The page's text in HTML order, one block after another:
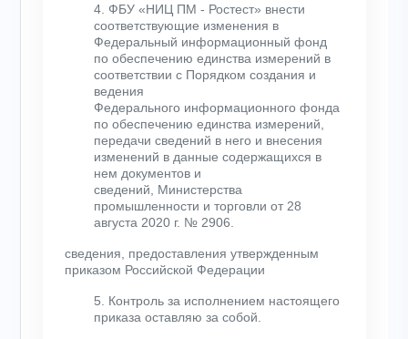
4. ФБУ «НИЦ ПМ - Ростест» внести
соответствующие изменения в
Федеральный информационный фонд
по обеспечению единства измерений в
соответствии с Порядком создания и
ведения
Федерального информационного фонда
по обеспечению единства измерений,
передачи сведений в него и внесения
изменений в данные содержащихся в
нем документов и
сведений, Министерства
промышленности и торговли от 28
августа 2020 г. № 2906.
сведения, предоставления утвержденным
приказом Российской Федерации
5. Контроль за исполнением настоящего
приказа оставляю за собой.